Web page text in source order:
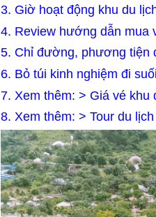
3. Giờ hoạt động khu du
4. Review hướng dẫn mua
5. Chỉ đường, phương tiện
6. Bỏ túi kinh nghiệm đi
7. Xem thêm: > Giá vé khu
8. Xem thêm: > Tour du